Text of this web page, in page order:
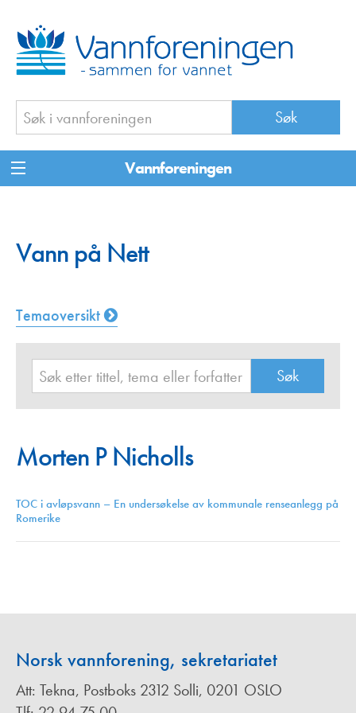
Vannforeningen
Vann på Nett
Temaoversikt
Morten P Nicholls
TOC i avløpsvann – En undersøkelse av kommunale renseanlegg på
Romerike
Norsk vannforening, sekretariatet
Att: Tekna, Postboks 2312 Solli, 0201 OSLO